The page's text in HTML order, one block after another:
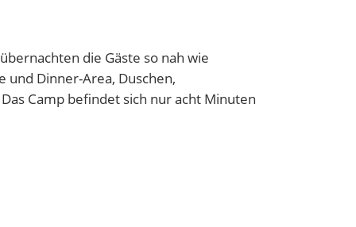
die Gäste so nah wie
Dinner-Area, Duschen,
Camp befindet sich nur acht Minuten